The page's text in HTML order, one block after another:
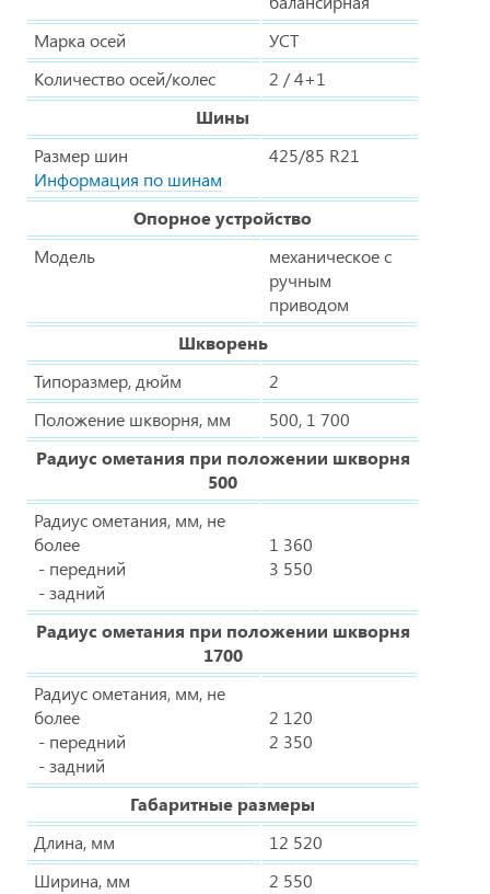
Марка осей
УСТ
Количество осей/колес
2 / 4+1
Шины
Размер шин
Информация по шинам
425/85 R21
Опорное устройство
Модель
механическое с
ручным
приводом
Шкворень
Типоразмер, дюйм
2
Положение шкворня, мм
500, 1 700
Радиус ометания при положении шкворня
500
Радиус ометания, мм, не
более
- передний
- задний
1 360
3 550
Радиус ометания при положении шкворня
1700
Радиус ометания, мм, не
более
- передний
- задний
2 120
2 350
Габаритные размеры
Длина, мм
12 520
Ширина, мм
2 550